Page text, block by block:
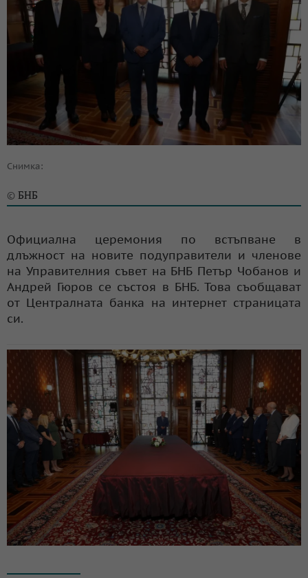
Снимка:
© БНБ
Официална церемония по встъпване в
длъжност на новите подуправители и членове
на Управителния съвет на БНБ Петър Чобанов и
Андрей Гюров се състоя в БНБ. Това съобщават
от Централната банка на интернет страницата
си.